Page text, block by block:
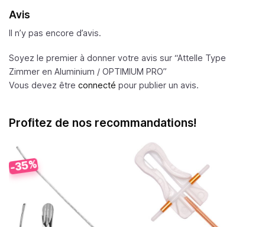
Avis
Il n’y pas encore d’avis.
Soyez le premier à donner votre avis sur “Attelle Type
Zimmer en Aluminium / OPTIMIUM PRO”
Vous devez être connecté pour publier un avis.
Profitez de nos recommandations!
-35%